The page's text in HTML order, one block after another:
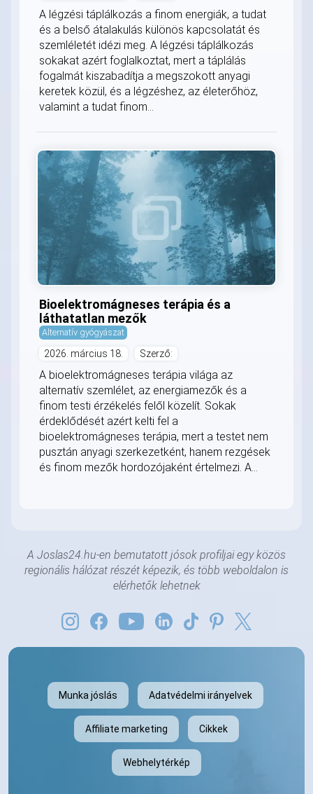
A légzési táplálkozás a finom energiák, a tudat
és a belső átalakulás különös kapcsolatát és
szemléletét idézi meg. A légzési táplálkozás
sokakat azért foglalkoztat, mert a táplálás
fogalmát kiszabadítja a megszokott anyagi
keretek közül, és a légzéshez, az életerőhöz,
valamint a tudat finom...
Bioelektromágneses terápia és a
láthatatlan mezők
Alternatív gyógyászat
2026. március 18. Szerző:
A bioelektromágneses terápia világa az
alternatív szemlélet, az energiamezők és a
finom testi érzékelés felől közelít. Sokak
érdeklődését azért kelti fel a
bioelektromágneses terápia, mert a testet nem
pusztán anyagi szerkezetként, hanem rezgések
és finom mezők hordozójaként értelmezi. A...
A Joslas24.hu-en bemutatott jósok profiljai egy közös
regionális hálózat részét képezik, és több weboldalon is
elérhetők lehetnek
Munka jóslás Adatvédelmi irányelvek
Affiliate marketing Cikkek
Webhelytérkép